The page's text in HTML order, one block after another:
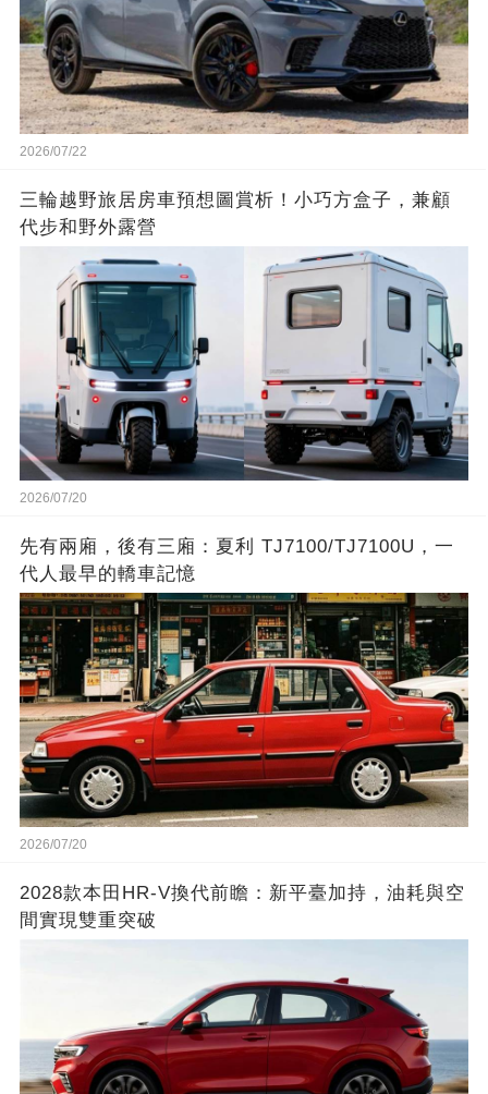
2026/07/22
三輪越野旅居房車預想圖賞析！小巧方盒子，兼顧
代步和野外露營
2026/07/20
先有兩廂，後有三廂：夏利 TJ7100/TJ7100U，一
代人最早的轎車記憶
2026/07/20
2028款本田HR-V換代前瞻：新平臺加持，油耗與空
間實現雙重突破